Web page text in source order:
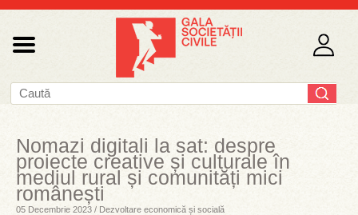
Nomazi digitali la sat: despre
proiecte creative și culturale în
mediul rural și comunități mici
românești
05 Decembrie 2023 / Dezvoltare economică și socială